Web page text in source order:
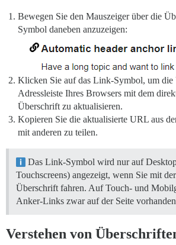
Bewegen Sie den Mauszeiger über die
Symbol daneben anzuzeigen:
Klicken Sie auf das Link-Symbol, um
Adressleiste Ihres Browsers mit dem
Überschrift zu aktualisieren.
Kopieren Sie die aktualisierte URL aus
mit anderen zu teilen.
Das Link-Symbol wird nur auf
Touchscreens) angezeigt, wenn Sie mit
Überschrift fahren. Auf Touch- und
Anker-Links zwar auf der Seite
Verstehen von